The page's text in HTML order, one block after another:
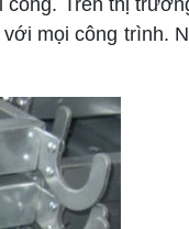
Trên thị
mọi công trình.